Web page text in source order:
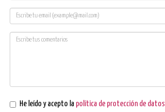
He leído y acepto la política de protección de datos